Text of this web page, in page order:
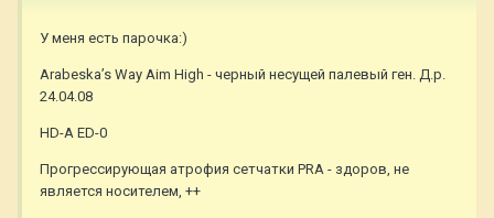
У меня есть парочка:)
Arabeska’s Way Aim High - черный несущей палевый ген. Д.р.
24.04.08
HD-A ED-0
Прогрессирующая атрофия сетчатки PRA - здоров, не
является носителем, ++